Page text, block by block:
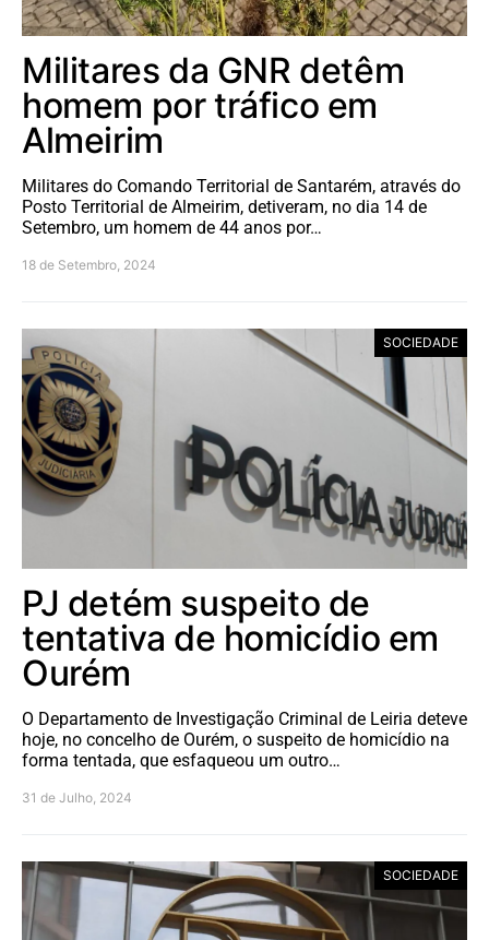
Militares da GNR detêm
homem por tráfico em
Almeirim
Militares do Comando Territorial de Santarém, através do
Posto Territorial de Almeirim, detiveram, no dia 14 de
Setembro, um homem de 44 anos por…
18 de Setembro, 2024
SOCIEDADE
PJ detém suspeito de
tentativa de homicídio em
Ourém
O Departamento de Investigação Criminal de Leiria deteve
hoje, no concelho de Ourém, o suspeito de homicídio na
forma tentada, que esfaqueou um outro…
31 de Julho, 2024
SOCIEDADE